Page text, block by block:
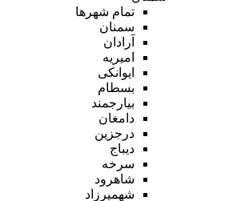
تمام شهر‌ها
سمنان
آرادان
امیریه
ایوانکی
بسطام
بیارجمند
دامغان
درجزین
دیباج
سرخه
شاهرود
شهمیرزاد